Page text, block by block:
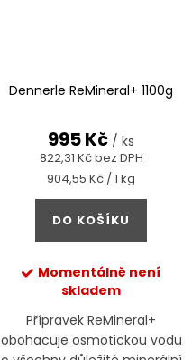
Dennerle ReMineral+ 1100g
822,31 Kč bez DPH
995 Kč / ks
Měrná
cena:
904,55 Kč / 1 kg
DO KOŠÍKU
Momentálně není
skladem
Přípravek ReMineral+
obohacuje osmotickou vodu